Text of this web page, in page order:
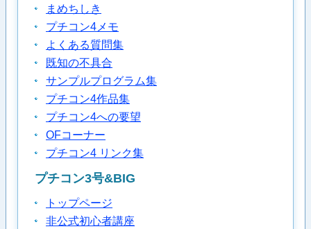
まめちしき
プチコン4メモ
よくある質問集
既知の不具合
サンプルプログラム集
プチコン4作品集
プチコン4への要望
OFコーナー
プチコン4 リンク集
プチコン3号&BIG
トップページ
非公式初心者講座